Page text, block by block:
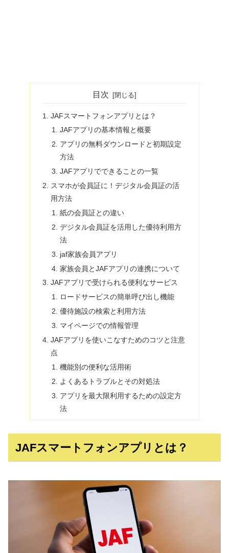
目次
JAFスマートフォンアプリとは？
JAFアプリの基本情報と概要
アプリの無料ダウンロードと初期設定
方法
JAFアプリでできることの一覧
スマホが会員証に！デジタル会員証の活
用方法
紙の会員証との違い
デジタル会員証を活用した優待利用方
法
jaf家族会員アプリ
家族会員とJAFアプリの連携について
JAFアプリで受けられる便利なサービス
ロードサービスの簡単呼び出し機能
優待施設の検索と利用方法
マイページでの情報管理
JAFアプリを使いこなすためのコツと注意
点
機能別の便利な活用術
よくあるトラブルとその対処法
アプリを最大限利用するための設定方
法
JAFスマートフォンアプリとは？